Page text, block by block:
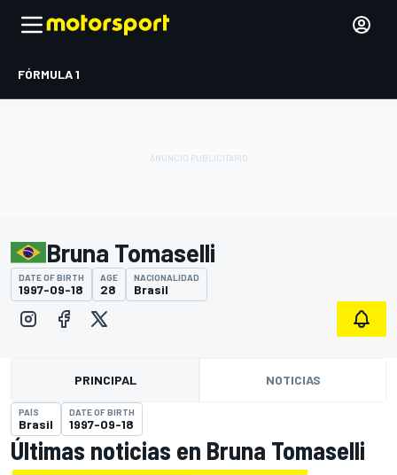
FÓRMULA 1
Bruna Tomaselli
DATE OF BIRTH
1997-09-18
AGE
28
NACIONALIDAD
Brasil
PRINCIPAL NOTICIAS
PAÍS
Brasil
DATE OF BIRTH
1997-09-18
Últimas noticias en Bruna Tomaselli